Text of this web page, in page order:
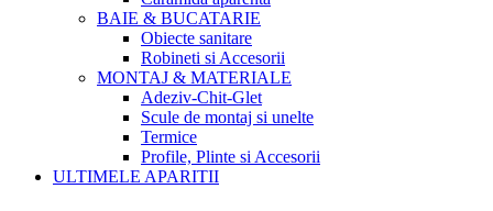
BAIE & BUCATARIE
Obiecte sanitare
Robineti si Accesorii
MONTAJ & MATERIALE
Adeziv-Chit-Glet
Scule de montaj si unelte
Termice
Profile, Plinte si Accesorii
ULTIMELE APARITII